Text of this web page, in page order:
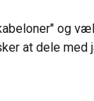
og
at dele med